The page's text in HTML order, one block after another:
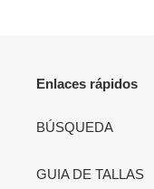
Enlaces rápidos
BÚSQUEDA
GUIA DE TALLAS